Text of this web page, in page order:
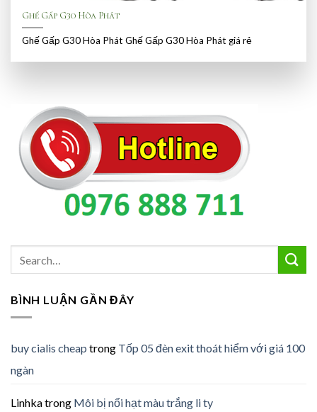
Ghế Gấp G30 Hòa Phát
Ghế Gấp G30 Hòa Phát Ghế Gấp G30 Hòa Phát giá rẻ
BÌNH LUẬN GẦN ĐÂY
buy cialis cheap trong Tốp 05 đèn exit thoát hiểm với giá 100
ngàn
Linhkatrong Môi bị nổi hạt màu trắng li ty